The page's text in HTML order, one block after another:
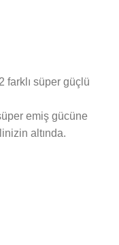
farklı süper güçlü
emiş gücüne
altında.